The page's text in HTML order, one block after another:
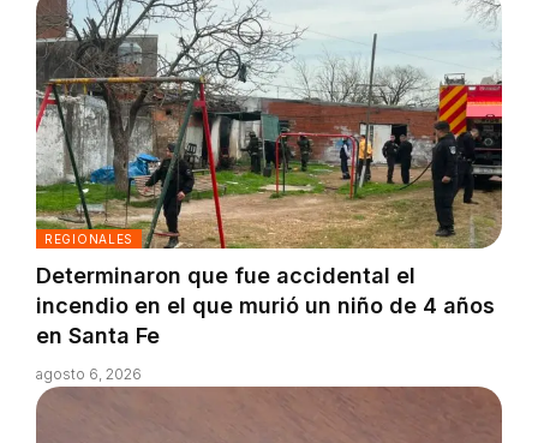
REGIONALES
Determinaron que fue accidental el
incendio en el que murió un niño de 4 años
en Santa Fe
agosto 6, 2026